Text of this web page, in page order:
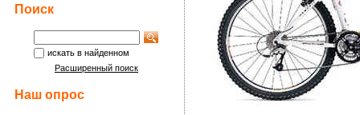
Поиск
искать в найденном
Расширенный поиск
Наш опрос